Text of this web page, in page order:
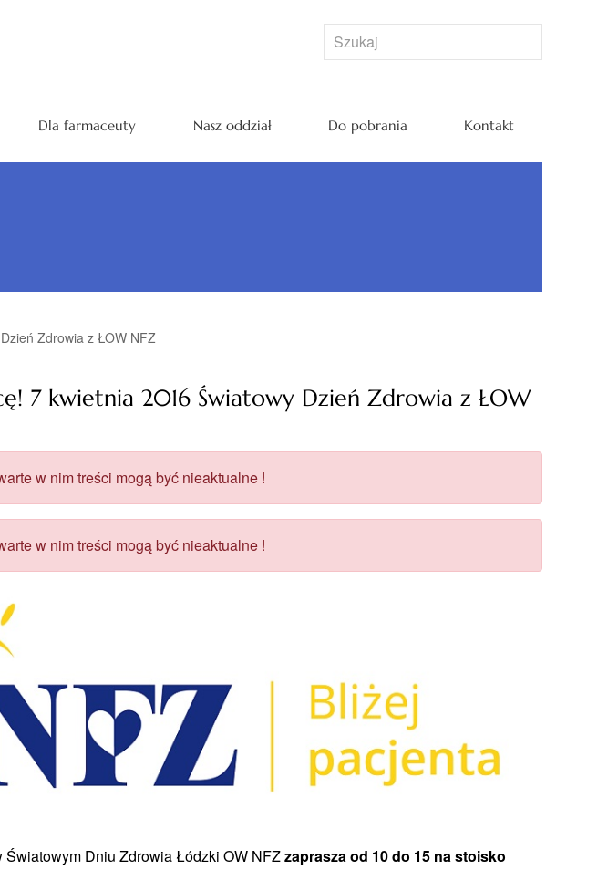
Dla farmaceuty Nasz oddział Do pobrania Kontakt
Zdrowia z ŁOW NFZ
7 kwietnia 2016 Światowy Dzień Zdrowia z ŁOW
w nim treści mogą być nieaktualne !
w nim treści mogą być nieaktualne !
Dniu Zdrowia Łódzki OW NFZzaprasza od 10 do 15 na stoisko